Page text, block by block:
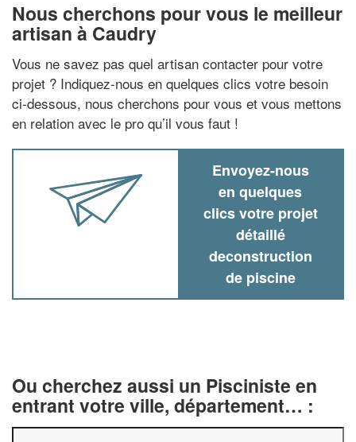
Nous cherchons pour vous le meilleur
artisan à Caudry
Vous ne savez pas quel artisan contacter pour votre
projet ? Indiquez-nous en quelques clics votre besoin
ci-dessous, nous cherchons pour vous et vous mettons
en relation avec le pro qu’il vous faut !
Envoyez-nous
en quelques
clics votre projet
détaillé
deconstruction
de piscine
Ou cherchez aussi un Pisciniste en
entrant votre ville, département… :